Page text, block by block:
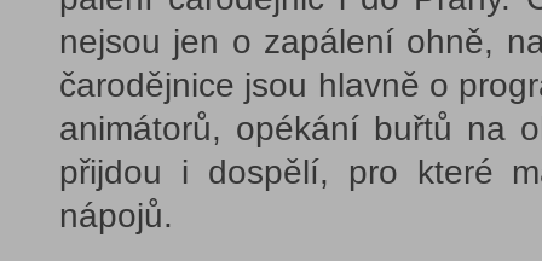
nejsou jen o zapálení ohně,
čarodějnice jsou hlavně o
animátorů, opékání buřtů na
přijdou i dospělí, pro které
nápojů.